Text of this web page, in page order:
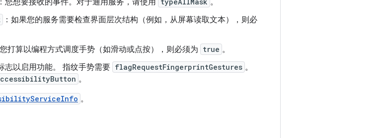
：您想要接收的事件。对于通用服务，请使用 。
：如果您的服务需要检查界面层次结构（例如，从屏幕读取文本），则必
您打算以编程方式调度手势（如滑动或点按），则必须为 true 。
志以启用功能。 指纹手势需要 flagRequestFingerprintGestures 。
。
。